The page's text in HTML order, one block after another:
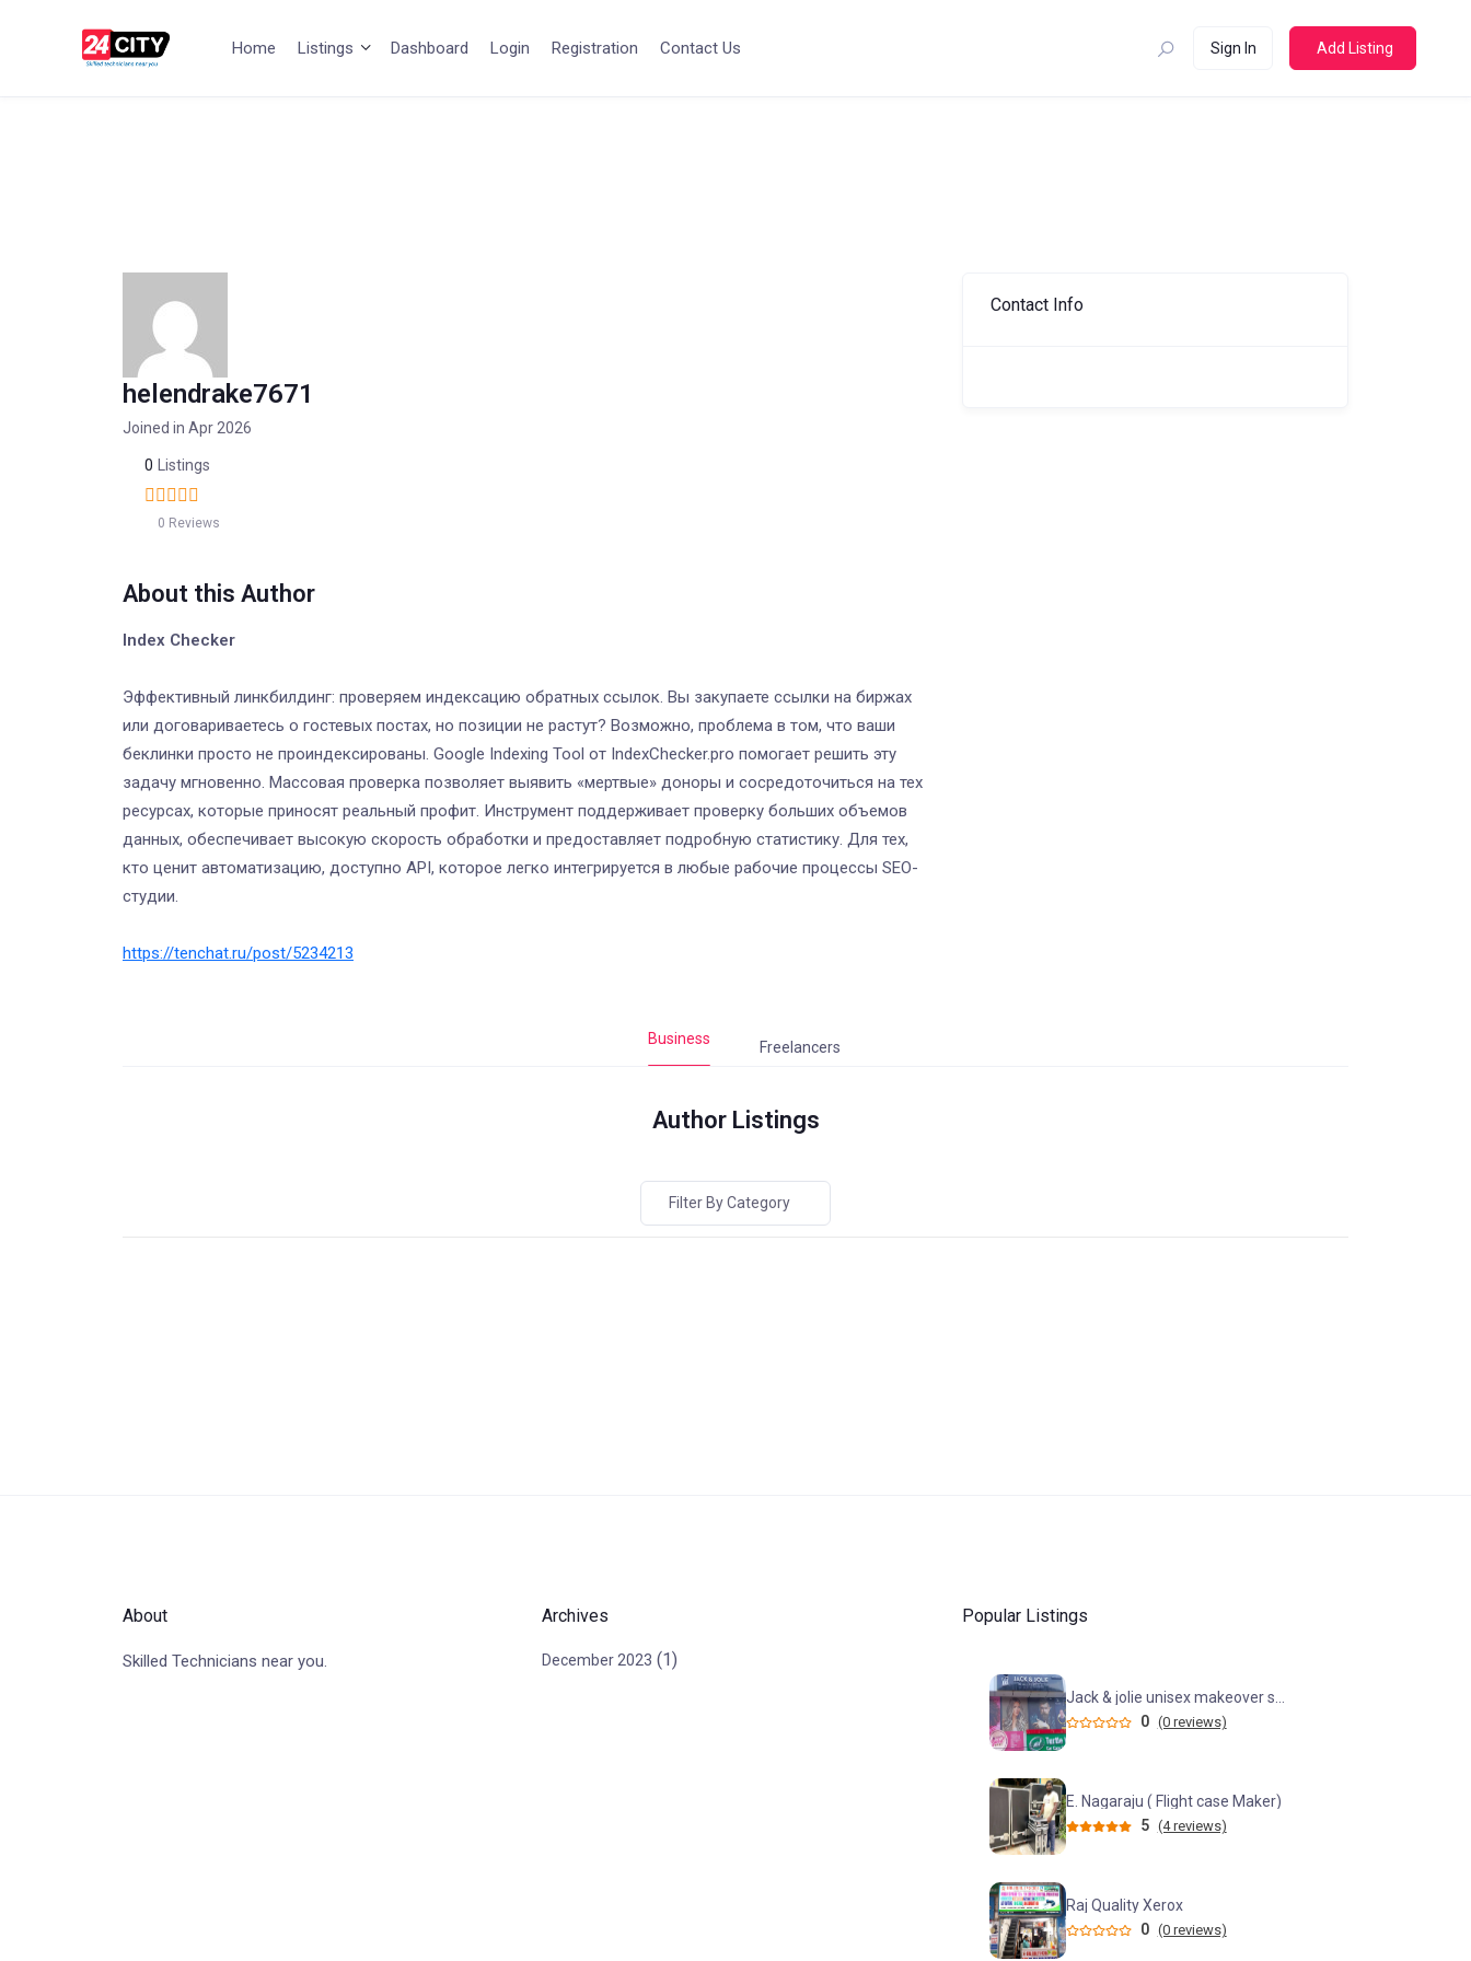
Home Listings Dashboard Login Registration Contact Us Sign In Add Listing
helendrake7671
Joined in Apr 2026
0 Listings
0 Reviews
About this Author
Index Checker
Эффективный линкбилдинг: проверяем индексацию обратных ссылок. Вы закупаете ссылки на биржах
или договариваетесь о гостевых постах, но позиции не растут? Возможно, проблема в том, что ваши
беклинки просто не проиндексированы. Google Indexing Tool от IndexChecker.pro помогает решить эту
задачу мгновенно. Массовая проверка позволяет выявить «мертвые» доноры и сосредоточиться на тех
ресурсах, которые приносят реальный профит. Инструмент поддерживает проверку больших объемов
данных, обеспечивает высокую скорость обработки и предоставляет подробную статистику. Для тех,
кто ценит автоматизацию, доступно API, которое легко интегрируется в любые рабочие процессы SEO-
студии.
https://tenchat.ru/post/5234213
Contact Info
Business Freelancers
Author Listings
Filter By Category
About
Skilled Technicians near you.
Archives
December 2023 (1)
Popular Listings
0 (0 reviews)
E. Nagaraju ( Flight case Maker)
5 (4 reviews)
Raj Quality Xerox
0 (0 reviews)